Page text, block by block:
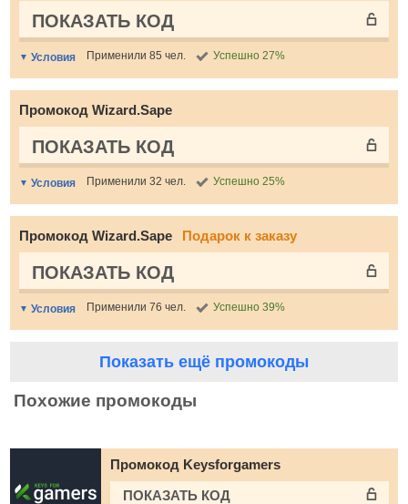
ПОКАЗАТЬ КОД
Условия Применили 85 чел. Успешно 27%
Промокод Wizard.Sape
ПОКАЗАТЬ КОД
Условия Применили 32 чел. Успешно 25%
Промокод Wizard.Sape Подарок к заказу
ПОКАЗАТЬ КОД
Условия Применили 76 чел. Успешно 39%
Показать ещё промокоды
Похожие промокоды
Промокод Keysforgamers
ПОКАЗАТЬ КОД